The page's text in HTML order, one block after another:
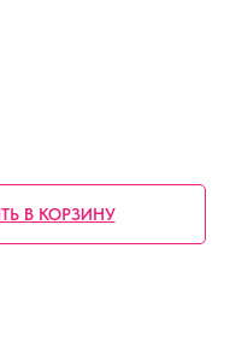
В КОРЗИНУ